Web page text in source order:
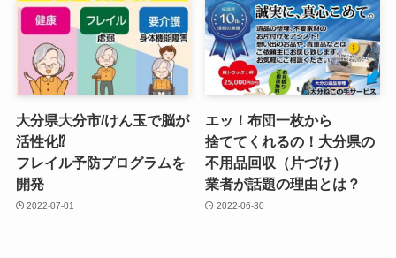
大分県大分市/けん玉で​脳が​
活性化⁉
フレイル予防プログラムを​
開発
2022-07-01
エッ！​布団一枚から​
捨ててくれるの！​大分県の​
不用品回収​（片づけ）​
業者が​話題の​理由とは？
2022-06-30